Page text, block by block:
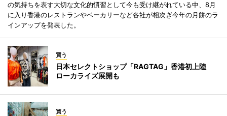
の気持ちを表す大切な文化的慣習として今も受け継がれている中、8月
に入り香港のレストランやベーカリーなど各社が相次ぎ今年の月餅のラ
インアップを発表した。
買う
日本セレクトショップ「RAGTAG」香港初上陸
ローカライズ展開も
買う